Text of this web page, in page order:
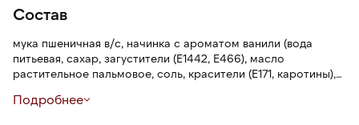
Состав
мука пшеничная в/с, начинка с ароматом ванили (вода
питьевая, сахар, загустители (Е1442, Е466), масло
растительное пальмовое, соль, красители (Е171, каротины),
ароматизатор, эмульгатор (Е435), маргарин для слоеных
Подробнее